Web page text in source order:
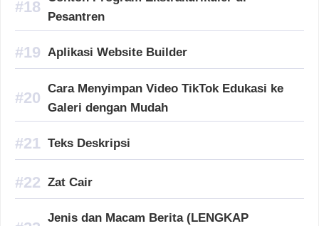
Pesantren
Aplikasi Website Builder
Cara Menyimpan Video TikTok Edukasi ke
Galeri dengan Mudah
Teks Deskripsi
Zat Cair
Jenis dan Macam Berita (LENGKAP